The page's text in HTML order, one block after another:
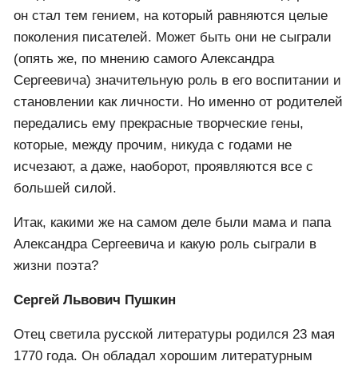
он стал тем гением, на который равняются целые
поколения писателей. Может быть они не сыграли
(опять же, по мнению самого Александра
Сергеевича) значительную роль в его воспитании и
становлении как личности. Но именно от родителей
передались ему прекрасные творческие гены,
которые, между прочим, никуда с годами не
исчезают, а даже, наоборот, проявляются все с
большей силой.
Итак, какими же на самом деле были мама и папа
Александра Сергеевича и какую роль сыграли в
жизни поэта?
Сергей Львович Пушкин
Отец светила русской литературы родился 23 мая
1770 года. Он обладал хорошим литературным